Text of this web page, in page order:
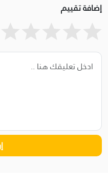
إضافة تقييم